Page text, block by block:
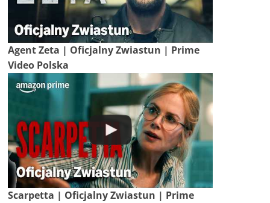
Agent Zeta | Oficjalny Zwiastun | Prime
Video Polska
Scarpetta | Oficjalny Zwiastun | Prime